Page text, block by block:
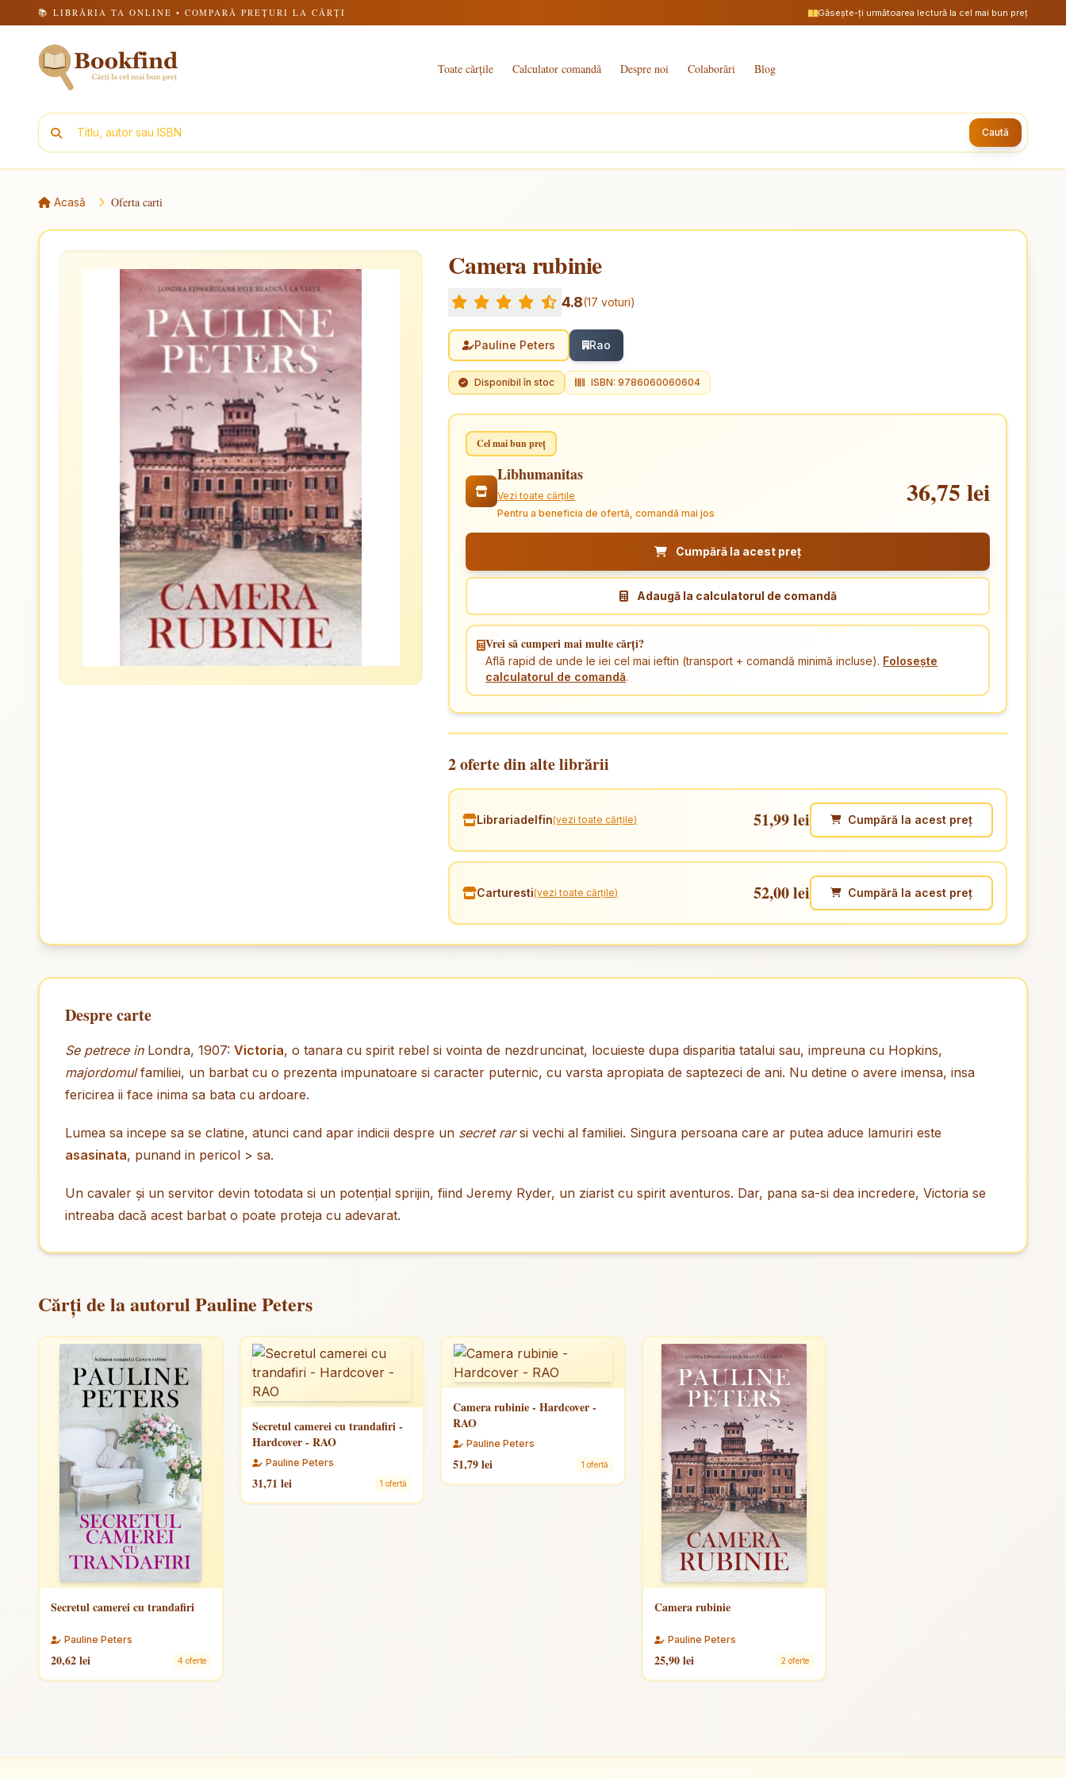
📚 LIBRĂRIA TA ONLINE • COMPARĂ PREȚURI LA CĂRȚI Găsește-ți următoarea lectură la cel mai bun preț
Toate cărțile Calculator comandă Despre noi Colaborări Blog
Caută
Acasă Oferta carti
Camera rubinie
4.8(17 voturi)
Pauline Peters Rao
Disponibil în stoc ISBN: 9786060060604
Cel mai bun preț
Libhumanitas
Vezi toate cărțile
Pentru a beneficia de ofertă, comandă mai jos
36,75 lei
Cumpără la acest preț
Adaugă la calculatorul de comandă
Vrei să cumperi mai multe cărți?
Află rapid de unde le iei cel mai ieftin (transport + comandă minimă incluse). Folosește
calculatorul de comandă.
2 oferte din alte librării
Librariadelfin(vezi toate cărțile) 51,99 lei Cumpără la acest preț
Carturesti(vezi toate cărțile) 52,00 lei Cumpără la acest preț
Despre carte
Se petrece inLondra, 1907: Victoria, o tanara cu spirit rebel si vointa de nezdruncinat, locuieste dupa disparitia tatalui sau, impreuna cu Hopkins,
majordomulfamiliei, un barbat cu o prezenta impunatoare si caracter puternic, cu varsta apropiata de saptezeci de ani. Nu detine o avere imensa, insa
fericirea ii face inima sa bata cu ardoare.
Lumea sa incepe sa se clatine, atunci cand apar indicii despre un secret rarsi vechi al familiei. Singura persoana care ar putea aduce lamuriri este
asasinata, punand in pericol > sa.
Un cavaler și un servitor devin totodata si un potențial sprijin, fiind Jeremy Ryder, un ziarist cu spirit aventuros. Dar, pana sa-si dea incredere, Victoria se
intreaba dacă acest barbat o poate proteja cu adevarat.
Cărți de la autorul Pauline Peters
Secretul camerei cu trandafiri
Pauline Peters
20,62 lei 4 oferte
Secretul camerei cu trandafiri -
Hardcover - RAO
Pauline Peters
31,71 lei 1 ofertă
Camera rubinie - Hardcover -
RAO
Pauline Peters
51,79 lei 1 ofertă
Camera rubinie
Pauline Peters
25,90 lei 2 oferte